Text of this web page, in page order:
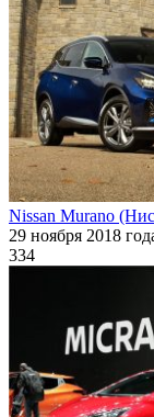
Nissan Murano
29 ноября 2018
334